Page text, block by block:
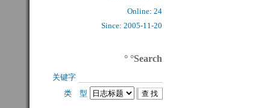
Online: 24
Since: 2005-11-20
° °Search
关键字
类 型